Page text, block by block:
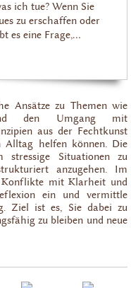
ich tue? Wenn Sie
zu erschaffen oder
es eine Frage,...
Ansätze zu Themen wie
den Umgang mit
aus der Fechtkunst
Alltag helfen können. Die
stressige Situationen zu
anzugehen. Im
Konflikte mit Klarheit und
ein und vermittle
Ziel ist es, Sie dabei zu
zu bleiben und neue